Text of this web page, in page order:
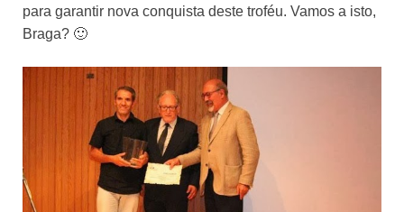
para garantir nova conquista deste troféu. Vamos a isto,
Braga? 🙂